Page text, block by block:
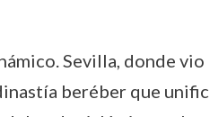
Sevilla, donde vio
beréber que